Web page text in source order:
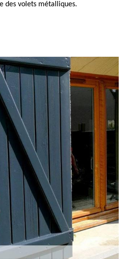
des volets métalliques.